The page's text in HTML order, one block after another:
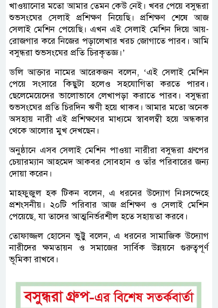
খাওয়ানোর মতো আমার তেমন কেউ নেই। খবর পেয়ে বসুন্ধরা
শুভসংঘের সেলাই প্রশিক্ষণ নিয়েছি। প্রশিক্ষণ শেষে আজ
সেলাই মেশিন পেয়েছি। এখন এই সেলাই মেশিন দিয়ে আয়-
রোজগার করে নিজের পড়ালেখার খরচ জোগাতে পারব। আমি
বসুন্ধরা শুভসংঘের প্রতি চিরকৃতজ্ঞ।’
ডলি আক্তার নামের আরেকজন বলেন, ‘এই সেলাই মেশিন
পেয়ে সংসারে কিছুটা হলেও সহযোগিতা করতে পারব।
ছেলেমেয়েদের ভালোভাবে লেখাপড়া করাতে পারব। বসুন্ধরা
শুভসংঘের প্রতি চিরদিন ঋণী হয়ে থাকব। আমার মতো অনেক
অসহায় নারী এই প্রশিক্ষণের মাধ্যমে স্বাবলম্বী হয়ে অন্ধকার
থেকে আলোর মুখ দেখছেন।
অনুষ্ঠানে এসব সেলাই মেশিন পাওয়া নারীরা বসুন্ধরা গ্রুপের
চেয়ারম্যান আহমেদ আকবর সোবহান ও তাঁর পরিবারের জন্য
দোয়া করেন।
মাহফুজুল হক টিকন বলেন, এ ধরনের উদ্যোগ নিঃসন্দেহে
প্রশংসনীয়। ২০টি পরিবার আজ প্রশিক্ষণ ও সেলাই মেশিন
পেয়েছে, যা তাদের আত্মনির্ভরশীল হতে সহায়তা করবে।
তোফাজ্জল হোসেন ভুট্টু বলেন, এ ধরনের সামাজিক উদ্যোগ
নারীদের ক্ষমতায়ন ও সমাজের সার্বিক উন্নয়নে গুরুত্বপূর্ণ
ভূমিকা রাখবে।